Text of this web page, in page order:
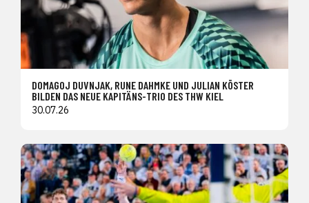
DOMAGOJ DUVNJAK, RUNE DAHMKE UND JULIAN KÖSTER
BILDEN DAS NEUE KAPITÄNS-TRIO DES THW KIEL
30.07.26